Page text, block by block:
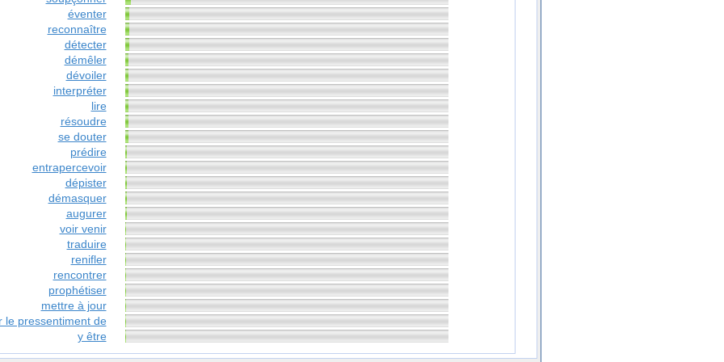
éventer
reconnaître
détecter
démêler
dévoiler
interpréter
lire
résoudre
se douter
prédire
entrapercevoir
dépister
démasquer
augurer
voir venir
traduire
renifler
rencontrer
prophétiser
mettre à jour
le pressentiment de
y être